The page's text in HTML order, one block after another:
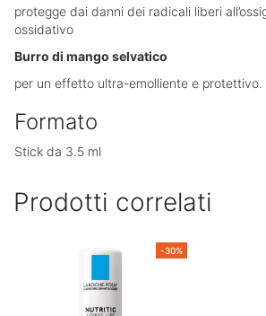
protegge dai danni dei radicali liberi
ossidativo
Burro di mango selvatico
per un effetto ultra-emolliente e protettivo.
Formato
Stick da 3.5 ml
Prodotti correlati
-30%